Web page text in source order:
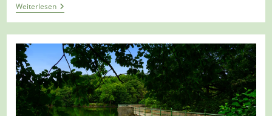
WeiterlesenTour
1393
–
Ennepetal
–
Auf
Dem
A2
Links
Und
Rechts
Der